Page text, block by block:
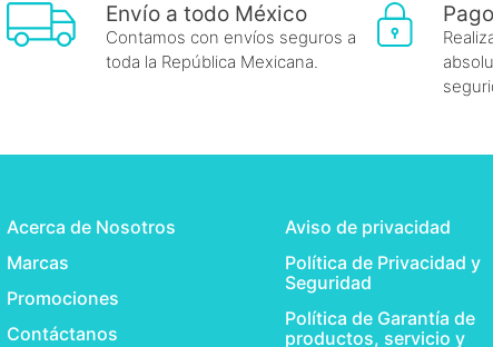
Envío a todo México
Contamos con envíos seguros a
toda la República Mexicana.
Acerca de Nosotros
Marcas
Promociones
Contáctanos
Aviso de privacidad
Política de Privacidad y
Seguridad
Política de Garantía de
productos, servicio y